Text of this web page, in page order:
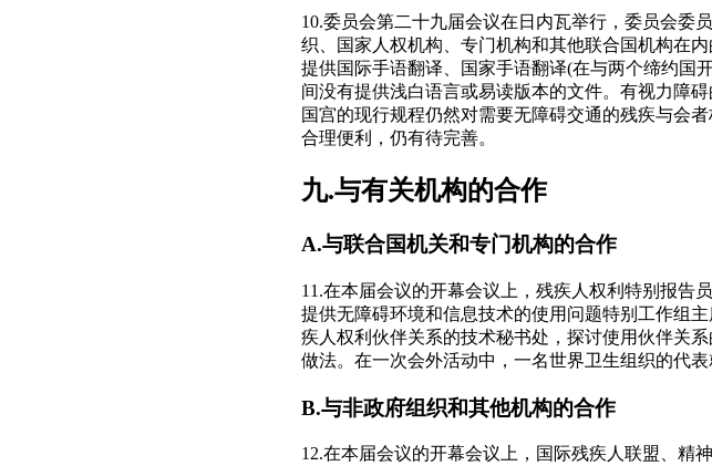
10.委员会第二十九届会议在日内瓦举行，委员会委
织、国家人权机构、专门机构和其他联合国机构在
提供国际手语翻译、国家手语翻译(在与两个缔约国
间没有提供浅白语言或易读版本的文件。有视力障
国宫的现行规程仍然对需要无障碍交通的残疾与会
合理便利，仍有待完善。
九.与有关机构的合作
A.与联合国机关和专门机构的合作
11.在本届会议的开幕会议上，残疾人权利特别报告
提供无障碍环境和信息技术的使用问题特别工作组
疾人权利伙伴关系的技术秘书处，探讨使用伙伴关
做法。在一次会外活动中，一名世界卫生组织的代
B.与非政府组织和其他机构的合作
12.在本届会议的开幕会议上，国际残疾人联盟、精